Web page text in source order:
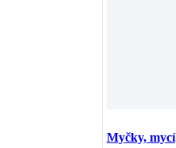
Myčky, mycí